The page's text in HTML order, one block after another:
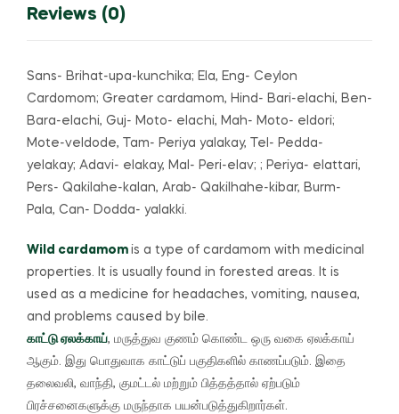
Reviews (0)
Sans- Brihat-upa-kunchika; Ela, Eng- Ceylon
Cardomom; Greater cardamom, Hind- Bari-elachi, Ben-
Bara-elachi, Guj- Moto- elachi, Mah- Moto- eldori;
Mote-veldode, Tam- Periya yalakay, Tel- Pedda-
yelakay; Adavi- elakay, Mal- Peri-elav; ; Periya- elattari,
Pers- Qakilahe-kalan, Arab- Qakilhahe-kibar, Burm-
Pala, Can- Dodda- yalakki.
Wild cardamom is a type of cardamom with medicinal
properties. It is usually found in forested areas. It is
used as a medicine for headaches, vomiting, nausea,
and problems caused by bile.
காட்டு ஏலக்காய், மருத்துவ குணம் கொண்ட ஒரு வகை ஏலக்காய்
ஆகும். இது பொதுவாக காட்டுப் பகுதிகளில் காணப்படும். இதை
தலைவலி, வாந்தி, குமட்டல் மற்றும் பித்தத்தால் ஏற்படும்
பிரச்சனைகளுக்கு மருந்தாக பயன்படுத்துகிறார்கள்.